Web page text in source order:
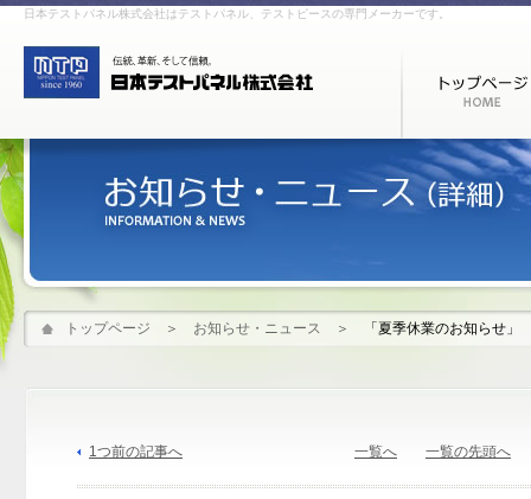
日本テストパネル株式会社はテストパネル、テストピースの専門メーカーです。
トップページ ＞ お知らせ・ニュース ＞ 「夏季休業のお知らせ」
1つ前の記事へ 一覧へ 一覧の先頭へ